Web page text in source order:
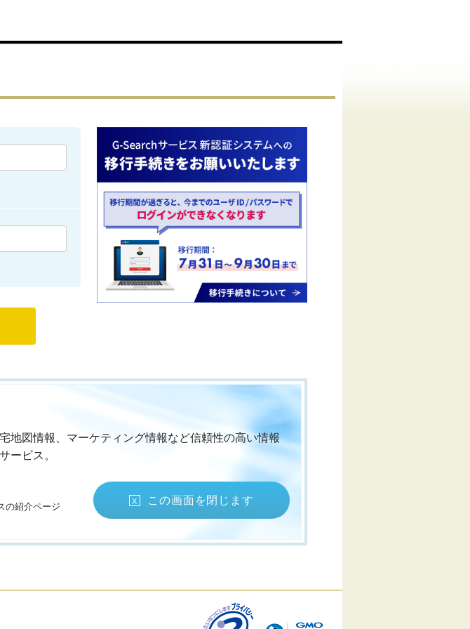
地図情報、マーケティング情報など信頼性の高い情報
ービス。
の紹介ページ
この画面を閉じます